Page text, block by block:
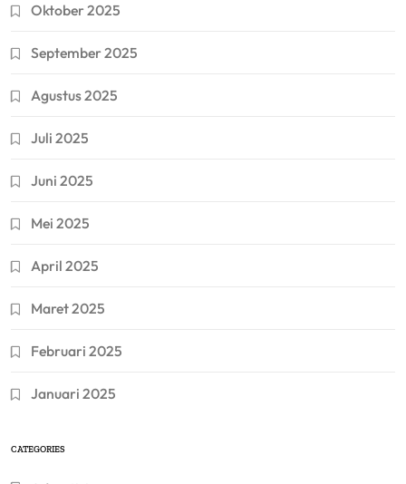
Oktober 2025
September 2025
Agustus 2025
Juli 2025
Juni 2025
Mei 2025
April 2025
Maret 2025
Februari 2025
Januari 2025
CATEGORIES